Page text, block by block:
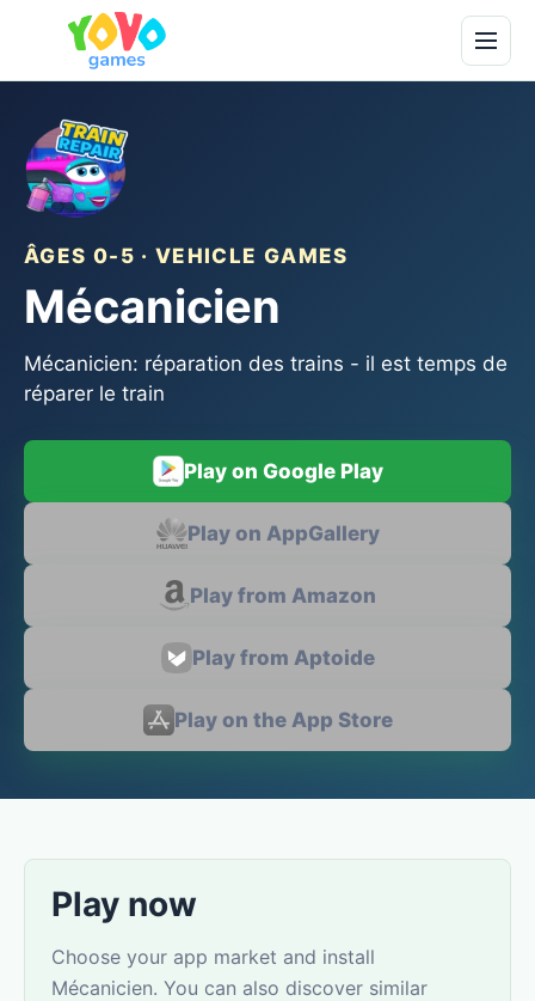
ÂGES 0-5 · VEHICLE GAMES
Mécanicien
Mécanicien: réparation des trains - il est temps de
réparer le train
Play on Google Play
Play on AppGallery
Play from Amazon
Play from Aptoide
Play on the App Store
Play now
Choose your app market and install
Mécanicien. You can also discover similar